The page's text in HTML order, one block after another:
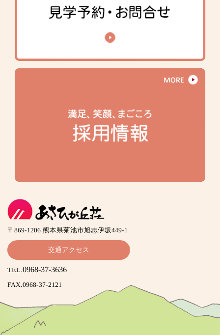
〒869-1206 熊本県菊池市旭志伊坂449-1
交通アクセス
TEL.0968-37-3636
FAX.0968-37-2121